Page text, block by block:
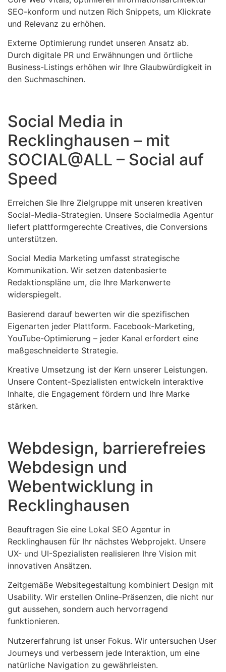
SEO-konform und nutzen Rich Snippets, um Klickrate
und Relevanz zu erhöhen.
Externe Optimierung rundet unseren Ansatz ab.
Durch digitale PR und Erwähnungen und örtliche
Business-Listings erhöhen wir Ihre Glaubwürdigkeit in
den Suchmaschinen.
Social Media in
Recklinghausen – mit
SOCIAL@ALL – Social auf
Speed
Erreichen Sie Ihre Zielgruppe mit unseren kreativen
Social-Media-Strategien. Unsere Socialmedia Agentur
liefert plattformgerechte Creatives, die Conversions
unterstützen.
Social Media Marketing umfasst strategische
Kommunikation. Wir setzen datenbasierte
Redaktionspläne um, die Ihre Markenwerte
widerspiegelt.
Basierend darauf bewerten wir die spezifischen
Eigenarten jeder Plattform. Facebook-Marketing,
YouTube-Optimierung – jeder Kanal erfordert eine
maßgeschneiderte Strategie.
Kreative Umsetzung ist der Kern unserer Leistungen.
Unsere Content-Spezialisten entwickeln interaktive
Inhalte, die Engagement fördern und Ihre Marke
stärken.
Webdesign, barrierefreies
Webdesign und
Webentwicklung in
Recklinghausen
Beauftragen Sie eine Lokal SEO Agentur in
Recklinghausen für Ihr nächstes Webprojekt. Unsere
UX- und UI-Spezialisten realisieren Ihre Vision mit
innovativen Ansätzen.
Zeitgemäße Websitegestaltung kombiniert Design mit
Usability. Wir erstellen Online-Präsenzen, die nicht nur
gut aussehen, sondern auch hervorragend
funktionieren.
Nutzererfahrung ist unser Fokus. Wir untersuchen User
Journeys und verbessern jede Interaktion, um eine
natürliche Navigation zu gewährleisten.